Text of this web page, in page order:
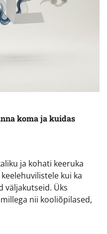
koma ja kuidas
ja kohati keeruka
kui ka
väljakutseid. Üks
nii kooliõpilased,